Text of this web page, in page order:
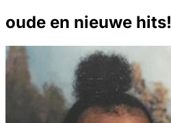
oude en nieuwe hits!